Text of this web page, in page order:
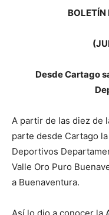
BOLETÍN
Desde Cartago
A partir de las diez de
parte desde Cartago
Deportivos
Valle Oro Puro
a Buenaventura.